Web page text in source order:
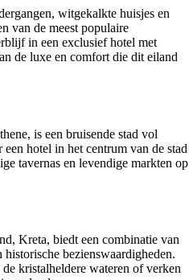
witgekalkte huisjes en
van de meest populaire
in een exclusief hotel met
de luxe en comfort die dit eiland
is een bruisende stad vol
hotel in het centrum van de stad
tavernas en levendige markten op
Kreta, biedt een combinatie van
bezienswaardigheden.
kristalheldere wateren of verken